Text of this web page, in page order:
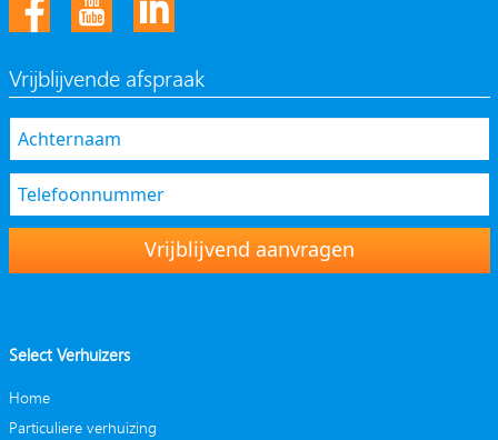
Vrijblijvende afspraak
Vrijblijvend aanvragen
Select Verhuizers
Home
Particuliere verhuizing